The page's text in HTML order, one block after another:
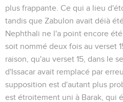
plus frappante. Ce qui a lieu
tandis que Zabulon avait déià
Nephthali ne l'a point encore
soit nommé deux fois au verset
raison, qu'au verset 15, dans le
d'Issacar avait remplacé par
supposition est d'autant plus
est étroitement uni à Barak, qui